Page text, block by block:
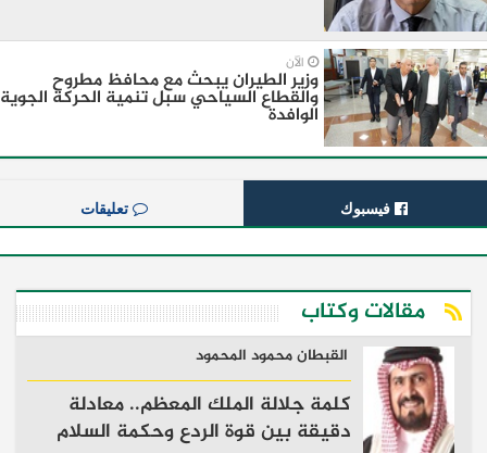
الآن
وزير الطيران يبحث مع محافظ مطروح
والقطاع السياحي سبل تنمية الحركة الجوية
الوافدة
فيسبوك تعليقات
مقالات وكتاب
القبطان محمود المحمود
كلمة جلالة الملك المعظم.. معادلة
دقيقة بين قوة الردع وحكمة السلام